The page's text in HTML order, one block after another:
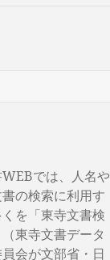
では、人名や
の検索に利用す
を「東寺文書検
東寺文書データ
会が文部省・日